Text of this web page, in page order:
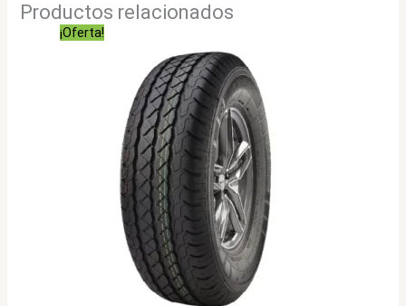
Productos relacionados
¡Oferta!